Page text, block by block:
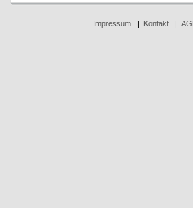
Impressum| Kontakt|